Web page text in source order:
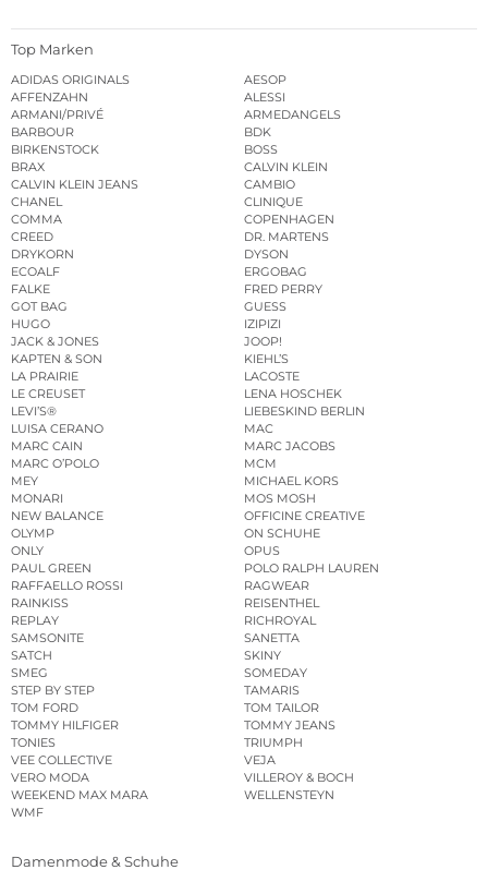
Top Marken
ADIDAS ORIGINALS
AESOP
AFFENZAHN
ALESSI
ARMANI/PRIVÉ
ARMEDANGELS
BARBOUR
BDK
BIRKENSTOCK
BOSS
BRAX
CALVIN KLEIN
CALVIN KLEIN JEANS
CAMBIO
CHANEL
CLINIQUE
COMMA
COPENHAGEN
CREED
DR. MARTENS
DRYKORN
DYSON
ECOALF
ERGOBAG
FALKE
FRED PERRY
GOT BAG
GUESS
HUGO
IZIPIZI
JACK & JONES
JOOP!
KAPTEN & SON
KIEHL’S
LA PRAIRIE
LACOSTE
LE CREUSET
LENA HOSCHEK
LEVI’S®
LIEBESKIND BERLIN
LUISA CERANO
MAC
MARC CAIN
MARC JACOBS
MARC O’POLO
MCM
MEY
MICHAEL KORS
MONARI
MOS MOSH
NEW BALANCE
OFFICINE CREATIVE
OLYMP
ON SCHUHE
ONLY
OPUS
PAUL GREEN
POLO RALPH LAUREN
RAFFAELLO ROSSI
RAGWEAR
RAINKISS
REISENTHEL
REPLAY
RICHROYAL
SAMSONITE
SANETTA
SATCH
SKINY
SMEG
SOMEDAY
STEP BY STEP
TAMARIS
TOM FORD
TOM TAILOR
TOMMY HILFIGER
TOMMY JEANS
TONIES
TRIUMPH
VEE COLLECTIVE
VEJA
VERO MODA
VILLEROY & BOCH
WEEKEND MAX MARA
WELLENSTEYN
WMF
Damenmode & Schuhe